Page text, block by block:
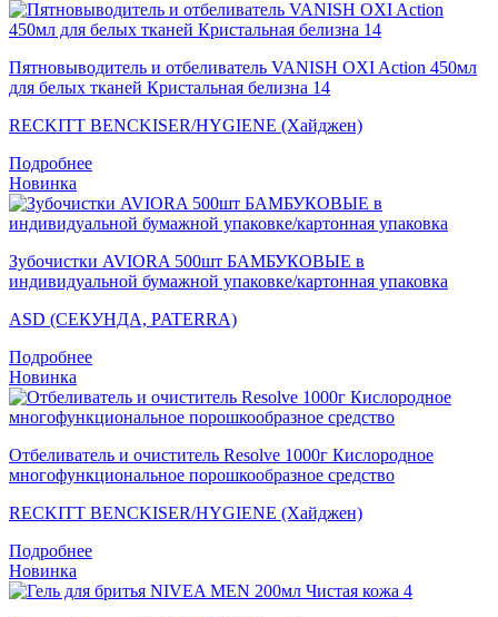
Пятновыводитель и отбеливатель VANISH OXI Action 450мл
для белых тканей Кристальная белизна 14
RECKITT BENCKISER/HYGIENE (Хайджен)
Подробнее
Новинка
Зубочистки AVIORA 500шт БАМБУКОВЫЕ в
индивидуальной бумажной упаковке/картонная упаковка
ASD (СЕКУНДА, PATERRA)
Подробнее
Новинка
Отбеливатель и очиститель Resolve 1000г Кислородное
многофункциональное порошкообразное средство
RECKITT BENCKISER/HYGIENE (Хайджен)
Подробнее
Новинка